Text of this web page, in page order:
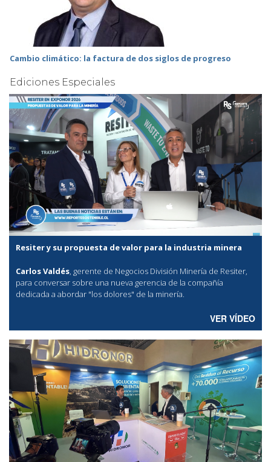
Cambio climático: la factura de dos siglos de progreso
Ediciones Especiales
Resiter y su propuesta de valor para la industria minera
Carlos Valdés, gerente de Negocios División Minería de Resiter,
para conversar sobre una nueva gerencia de la compañía
dedicada a abordar "los dolores" de la minería.
VER VÍDEO